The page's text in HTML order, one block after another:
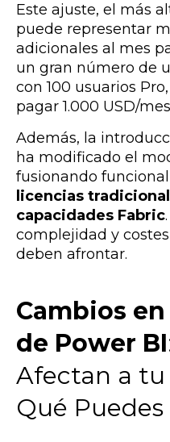
Este ajuste, el más
puede representar
adicionales al mes
un gran número de
con 100 usuarios
pagar 1.000 USD/
Además, la
ha modificado el
fusionando
licencias
capacidades Fabric
complejidad y
deben afrontar.
Cambios
de Power BI
Afectan a tu
Qué